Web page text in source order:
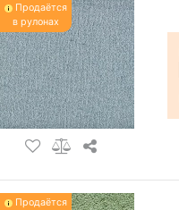
Продаётся
в рулонах
Продаётся